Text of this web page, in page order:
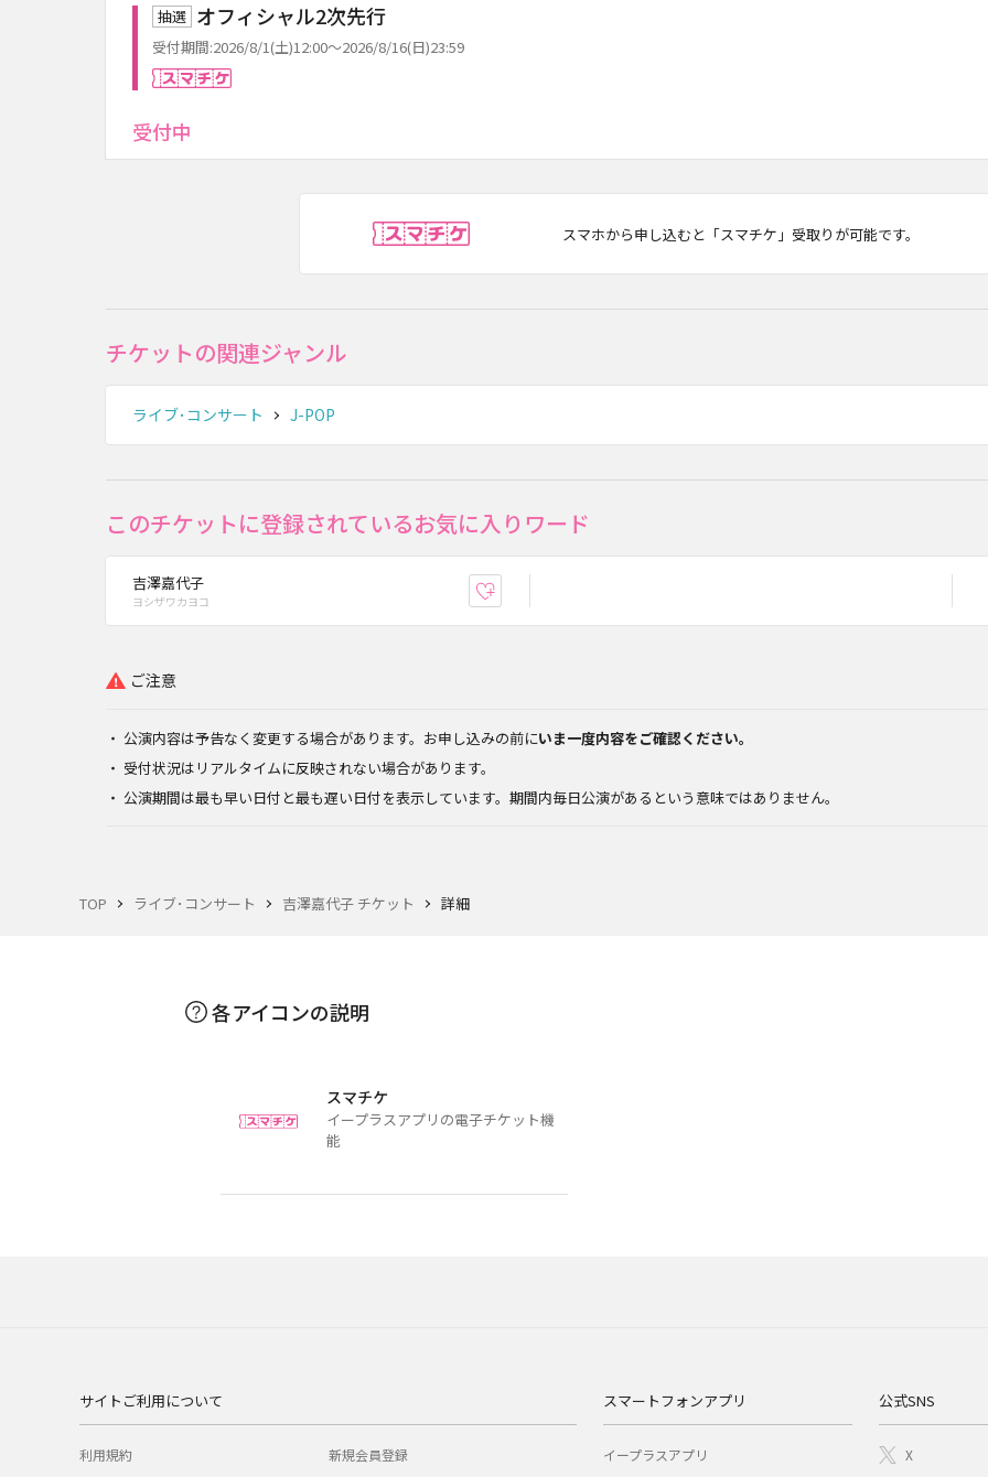
TOP ライブ･コンサート 吉澤嘉代子 チケット 詳細
抽選 オフィシャル2次先行
受付期間:2026/8/1(土)12:00～2026/8/16(日)23:59
受付中
スマホから申し込むと「スマチケ」受取りが可能です。
チケットの関連ジャンル
ライブ･コンサート J-POP
このチケットに登録されているお気に入りワード
吉澤嘉代子
ヨシザワカヨコ
ご注意
公演内容は予告なく変更する場合があります。お申し込みの前にいま一度内容をご確認ください。
受付状況はリアルタイムに反映されない場合があります。
公演期間は最も早い日付と最も遅い日付を表示しています。期間内毎日公演があるという意味ではありません。
各アイコンの説明
スマチケ
イープラスアプリの電子チケット機
能
サイトご利用について
利用規約 新規会員登録
スマートフォンアプリ
イープラスアプリ
公式SNS
X